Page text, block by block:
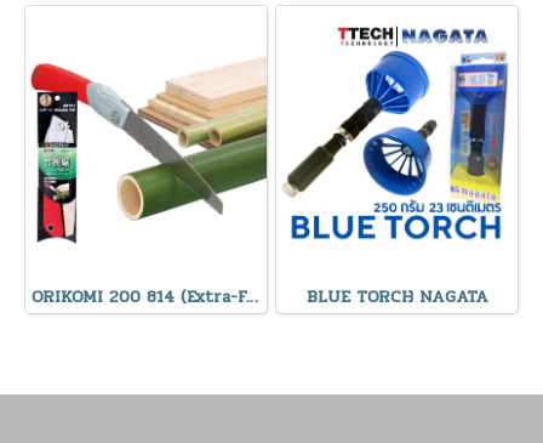
ORIKOMI 200 814 (Extra-Fine Teeth) RAZORSAW BLUE TORCH NAGATA